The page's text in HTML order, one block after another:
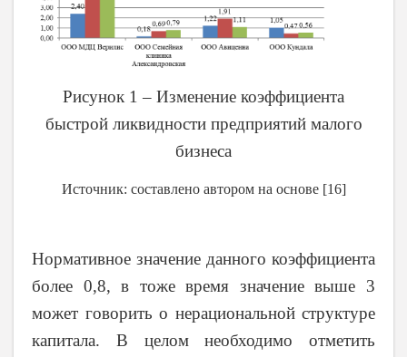
Рисунок 1 – Изменение коэффициента
быстрой ликвидности предприятий малого
бизнеса
Источник: составлено автором на основе [16]
Нормативное значение данного коэффициента
более 0,8, в тоже время значение выше 3
может говорить о нерациональной структуре
капитала. В целом необходимо отметить